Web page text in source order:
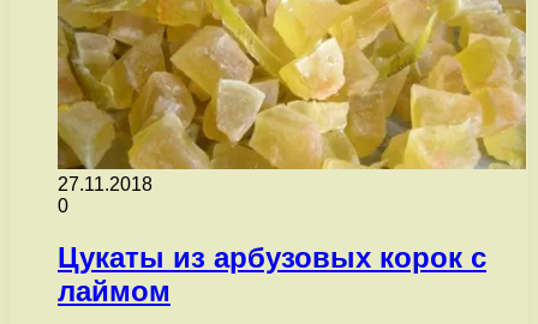
27.11.2018
0
Цукаты из арбузовых корок с
лаймом